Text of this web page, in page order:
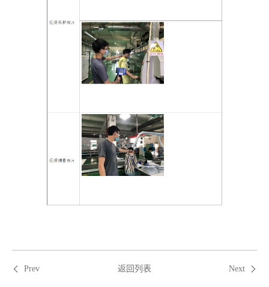
Prev 返回列表 Next